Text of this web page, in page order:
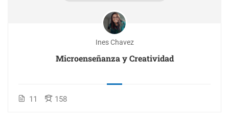
Ines Chavez
Microenseñanza y Creatividad
11 158